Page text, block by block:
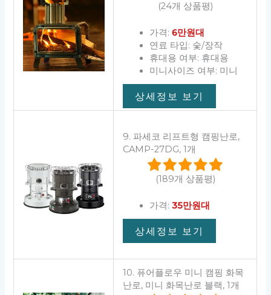
(24개 상품평)
가격: 6만원대
연료 타입: 숯/장작
휴대용 여부: 휴대용
미니사이즈 여부: 미니
상세정보 보기
9. 파세코 리프트형 캠핑난로,
CAMP-27DG, 1개
(189개 상품평)
가격: 35만원대
상세정보 보기
10. 퓨어플로우 미니 캠핑 화목
난로, 미니 화목난로 블랙, 1개